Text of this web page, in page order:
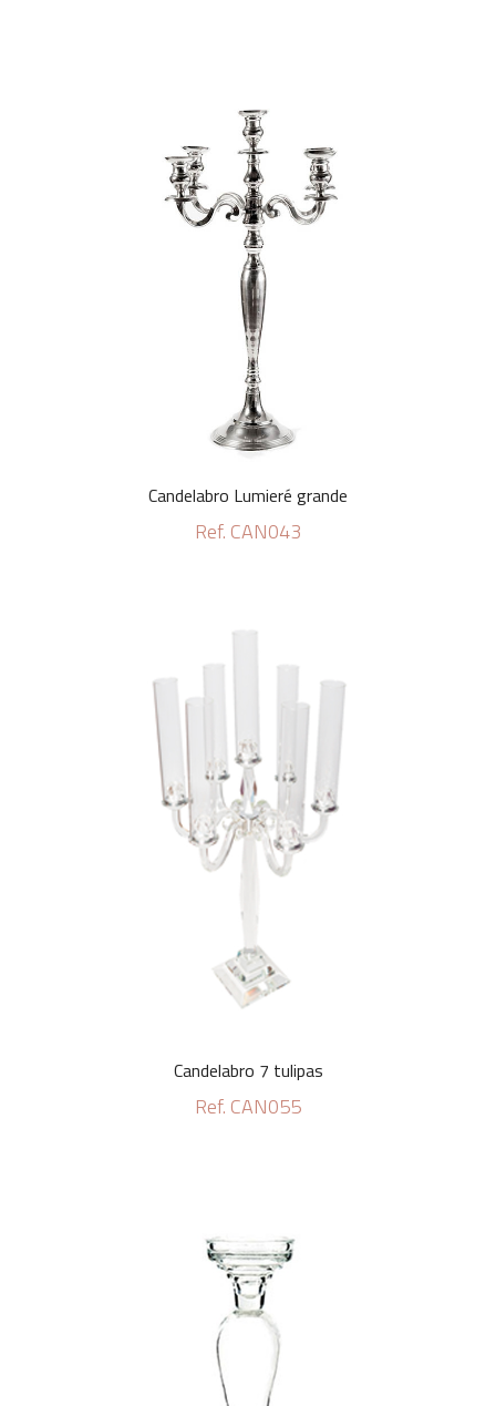
Candelabro Lumieré grande
Ref. CAN043
Candelabro 7 tulipas
Ref. CAN055